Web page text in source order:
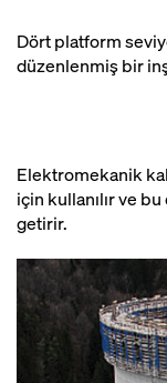
Dört platform
düzenlenmiş bir
Elektromekanik
için kullanılır ve
getirir.